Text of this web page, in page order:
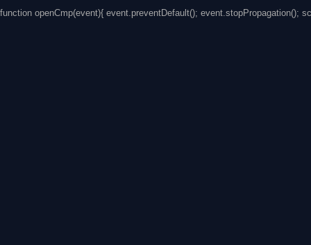
function openCmp(event){ event.preventDefault(); event.stopPropagation();